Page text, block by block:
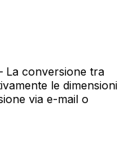
conversione tra
le dimensioni
via e-mail o